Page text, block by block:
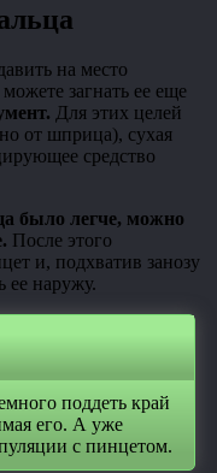
на место
загнать ее еще
Для этих целей
от шприца), сухая
средство
было легче, можно
После этого
и, подхватив занозу
ее наружу.
поддеть край
его. А уже
с пинцетом.